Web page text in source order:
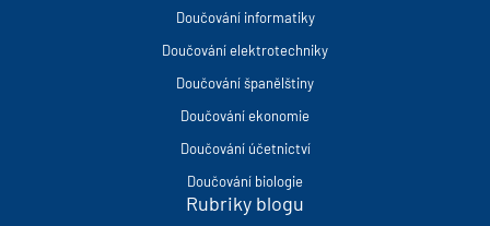
Doučování informatiky
Doučování elektrotechniky
Doučování španělštiny
Doučování ekonomie
Doučování účetnictví
Doučování biologie
Rubriky blogu